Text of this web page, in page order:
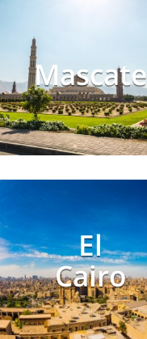
Mascate
El
Cairo